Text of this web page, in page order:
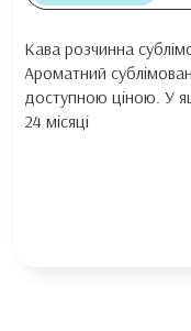
Кава розчинна
Ароматний
доступною ціною. У
24 місяці